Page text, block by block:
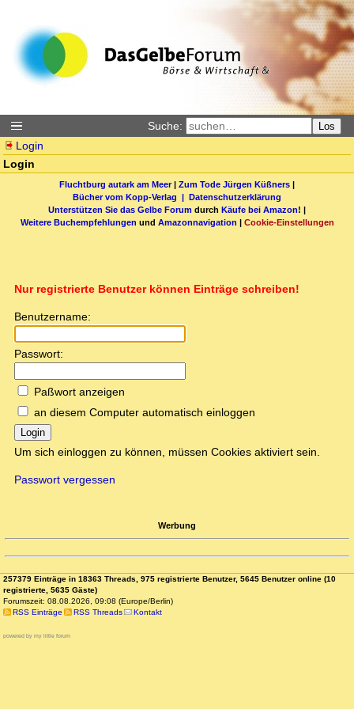
Suche: Los
Login
Login
Fluchtburg autark am Meer| Zum Tode Jürgen Küßners |
Bücher vom Kopp-Verlag | Datenschutzerklärung
Unterstützen Sie das Gelbe Forum durch Käufe bei Amazon! |
Weitere Buchempfehlungen und Amazonnavigation | Cookie-Einstellungen
Nur registrierte Benutzer können Einträge schreiben!
Benutzername:
Passwort:
Paßwort anzeigen
an diesem Computer automatisch einloggen
Login
Um sich einloggen zu können, müssen Cookies aktiviert sein.
Passwort vergessen
Werbung
257379 Einträge in 18363 Threads, 975 registrierte Benutzer, 5645 Benutzer online (10
registrierte, 5635 Gäste)
Forumszeit: 08.08.2026, 09:08 (Europe/Berlin)
RSS Einträge
RSS Threads Kontakt
powered by my little forum